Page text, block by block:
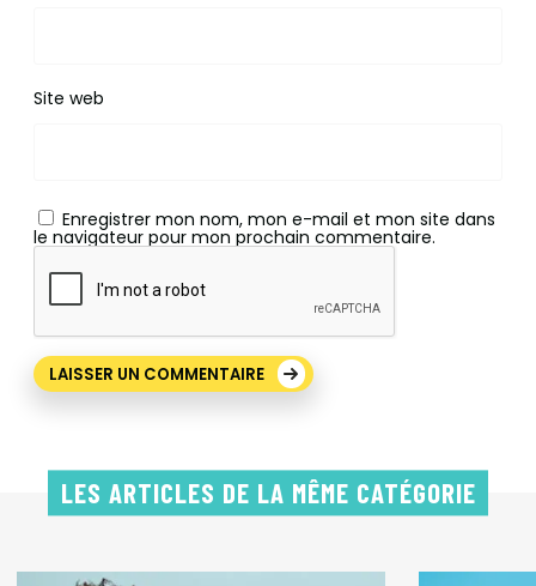
Site web
Enregistrer mon nom, mon e-mail et mon site dans
le navigateur pour mon prochain commentaire.
LES ARTICLES DE LA MÊME CATÉGORIE